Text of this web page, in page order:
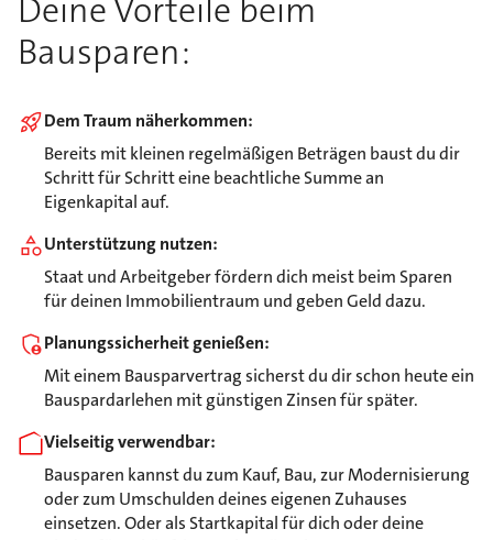
Deine Vorteile beim
Bausparen:
Dem Traum näherkommen:
Bereits mit kleinen regelmäßigen Beträgen baust du dir
Schritt für Schritt eine beachtliche Summe an
Eigenkapital auf.
Unterstützung nutzen:
Staat und Arbeitgeber fördern dich meist beim Sparen
für deinen Immobilientraum und geben Geld dazu.
Planungssicherheit genießen:
Mit einem Bausparvertrag sicherst du dir schon heute ein
Bauspardarlehen mit günstigen Zinsen für später.
Vielseitig verwendbar:
Bausparen kannst du zum Kauf, Bau, zur Modernisierung
oder zum Umschulden deines eigenen Zuhauses
einsetzen. Oder als Startkapital für dich oder deine